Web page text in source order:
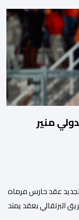
منير
عقد حارس مرماه
البرتقالي بعقد يمتد